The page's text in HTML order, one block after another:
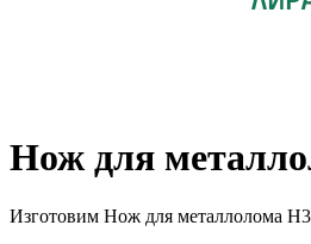
Нож для
Изготовим Нож для металлолома